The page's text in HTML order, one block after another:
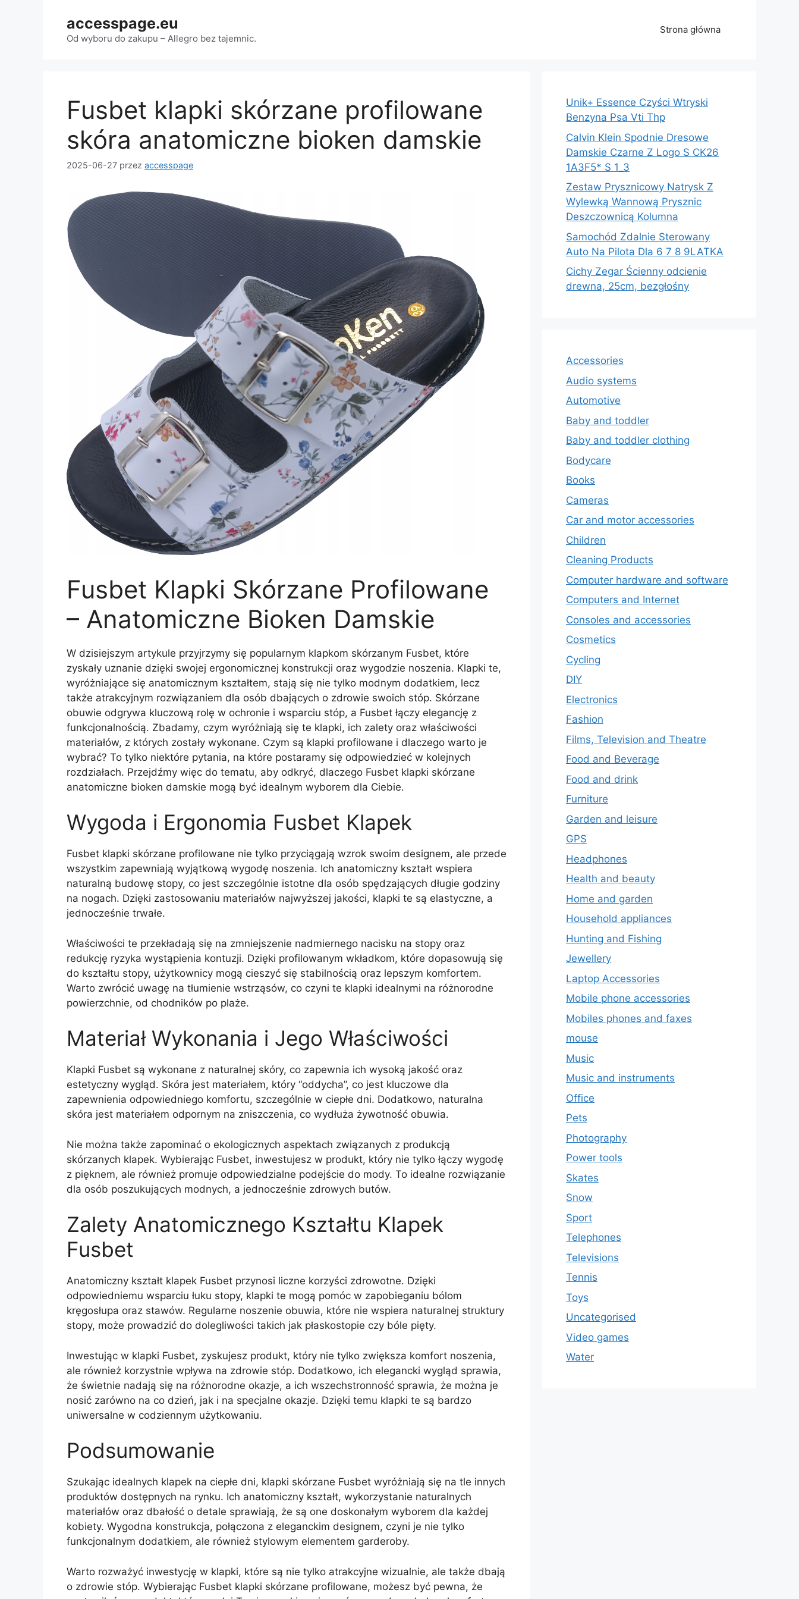
accesspage.eu
Od wyboru do zakupu – Allegro bez tajemnic.
Strona główna
Fusbet klapki skórzane profilowane
skóra anatomiczne bioken damskie
2025-06-27 przez accesspage
Fusbet Klapki Skórzane Profilowane
– Anatomiczne Bioken Damskie
W dzisiejszym artykule przyjrzymy się popularnym klapkom skórzanym Fusbet, które
zyskały uznanie dzięki swojej ergonomicznej konstrukcji oraz wygodzie noszenia. Klapki te,
wyróżniające się anatomicznym kształtem, stają się nie tylko modnym dodatkiem, lecz
także atrakcyjnym rozwiązaniem dla osób dbających o zdrowie swoich stóp. Skórzane
obuwie odgrywa kluczową rolę w ochronie i wsparciu stóp, a Fusbet łączy elegancję z
funkcjonalnością. Zbadamy, czym wyróżniają się te klapki, ich zalety oraz właściwości
materiałów, z których zostały wykonane. Czym są klapki profilowane i dlaczego warto je
wybrać? To tylko niektóre pytania, na które postaramy się odpowiedzieć w kolejnych
rozdziałach. Przejdźmy więc do tematu, aby odkryć, dlaczego Fusbet klapki skórzane
anatomiczne bioken damskie mogą być idealnym wyborem dla Ciebie.
Wygoda i Ergonomia Fusbet Klapek
Fusbet klapki skórzane profilowane nie tylko przyciągają wzrok swoim designem, ale przede
wszystkim zapewniają wyjątkową wygodę noszenia. Ich anatomiczny kształt wspiera
naturalną budowę stopy, co jest szczególnie istotne dla osób spędzających długie godziny
na nogach. Dzięki zastosowaniu materiałów najwyższej jakości, klapki te są elastyczne, a
jednocześnie trwałe.
Właściwości te przekładają się na zmniejszenie nadmiernego nacisku na stopy oraz
redukcję ryzyka wystąpienia kontuzji. Dzięki profilowanym wkładkom, które dopasowują się
do kształtu stopy, użytkownicy mogą cieszyć się stabilnością oraz lepszym komfortem.
Warto zwrócić uwagę na tłumienie wstrząsów, co czyni te klapki idealnymi na różnorodne
powierzchnie, od chodników po plaże.
Materiał Wykonania i Jego Właściwości
Klapki Fusbet są wykonane z naturalnej skóry, co zapewnia ich wysoką jakość oraz
estetyczny wygląd. Skóra jest materiałem, który “oddycha”, co jest kluczowe dla
zapewnienia odpowiedniego komfortu, szczególnie w ciepłe dni. Dodatkowo, naturalna
skóra jest materiałem odpornym na zniszczenia, co wydłuża żywotność obuwia.
Nie można także zapominać o ekologicznych aspektach związanych z produkcją
skórzanych klapek. Wybierając Fusbet, inwestujesz w produkt, który nie tylko łączy wygodę
z pięknem, ale również promuje odpowiedzialne podejście do mody. To idealne rozwiązanie
dla osób poszukujących modnych, a jednocześnie zdrowych butów.
Zalety Anatomicznego Kształtu Klapek
Fusbet
Anatomiczny kształt klapek Fusbet przynosi liczne korzyści zdrowotne. Dzięki
odpowiedniemu wsparciu łuku stopy, klapki te mogą pomóc w zapobieganiu bólom
kręgosłupa oraz stawów. Regularne noszenie obuwia, które nie wspiera naturalnej struktury
stopy, może prowadzić do dolegliwości takich jak płaskostopie czy bóle pięty.
Inwestując w klapki Fusbet, zyskujesz produkt, który nie tylko zwiększa komfort noszenia,
ale również korzystnie wpływa na zdrowie stóp. Dodatkowo, ich elegancki wygląd sprawia,
że świetnie nadają się na różnorodne okazje, a ich wszechstronność sprawia, że można je
nosić zarówno na co dzień, jak i na specjalne okazje. Dzięki temu klapki te są bardzo
uniwersalne w codziennym użytkowaniu.
Podsumowanie
Szukając idealnych klapek na ciepłe dni, klapki skórzane Fusbet wyróżniają się na tle innych
produktów dostępnych na rynku. Ich anatomiczny kształt, wykorzystanie naturalnych
materiałów oraz dbałość o detale sprawiają, że są one doskonałym wyborem dla każdej
kobiety. Wygodna konstrukcja, połączona z eleganckim designem, czyni je nie tylko
funkcjonalnym dodatkiem, ale również stylowym elementem garderoby.
Warto rozważyć inwestycję w klapki, które są nie tylko atrakcyjne wizualnie, ale także dbają
o zdrowie stóp. Wybierając Fusbet klapki skórzane profilowane, możesz być pewna, że
Unik+ Essence Czyści Wtryski
Benzyna Psa Vti Thp
Calvin Klein Spodnie Dresowe
Damskie Czarne Z Logo S CK26
1A3F5* S 1_3
Zestaw Prysznicowy Natrysk Z
Wylewką Wannową Prysznic
Deszczownicą Kolumna
Samochód Zdalnie Sterowany
Auto Na Pilota Dla 6 7 8 9LATKA
Cichy Zegar Ścienny odcienie
drewna, 25cm, bezgłośny
Accessories
Audio systems
Automotive
Baby and toddler
Baby and toddler clothing
Bodycare
Books
Cameras
Car and motor accessories
Children
Cleaning Products
Computer hardware and software
Computers and Internet
Consoles and accessories
Cosmetics
Cycling
DIY
Electronics
Fashion
Films, Television and Theatre
Food and Beverage
Food and drink
Furniture
Garden and leisure
GPS
Headphones
Health and beauty
Home and garden
Household appliances
Hunting and Fishing
Jewellery
Laptop Accessories
Mobile phone accessories
Mobiles phones and faxes
mouse
Music
Music and instruments
Office
Pets
Photography
Power tools
Skates
Snow
Sport
Telephones
Televisions
Tennis
Toys
Uncategorised
Video games
Water